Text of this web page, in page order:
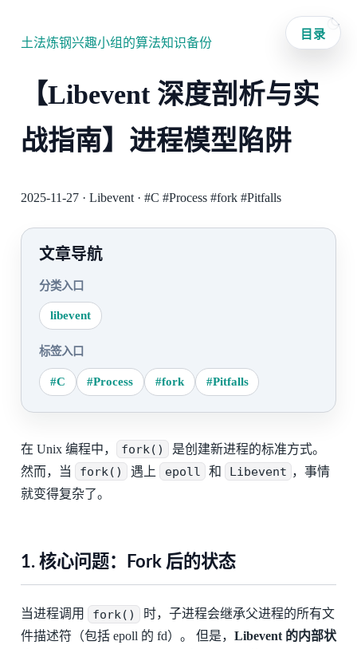
土法炼钢兴趣小组的算法知识备份
【Libevent 深度剖析与实
战指南】进程模型陷阱
2025-11-27· Libevent· #C #Process #fork #Pitfalls
文章导航
分类入口
libevent
标签入口
#C #Process #fork #Pitfalls
在 Unix 编程中， fork()
是创建新进程的标准方式。
然而，当
fork() 遇上 epoll 和 Libevent ，事情
就变得复杂了。
1. 核心问题：Fork 后的状态
当进程调用 fork()
时，子进程会继承父进程的所有文
件描述符（包括 epoll 的 fd）。 但是， Libevent 的内部状
目录